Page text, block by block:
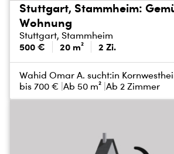
Stuttgart, Stammheim:
Wohnung
Stuttgart, Stammheim
500 € 20 m² 2 Zi.
Wahid Omar A. sucht:in
bis 700 € Ab 50 m² Ab 2 Zimmer